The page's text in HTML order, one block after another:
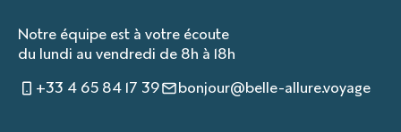
Notre équipe est à votre écoute
du lundi au vendredi de 8h à 18h
+33 4 65 84 17 39
bonjour@belle-allure.voyage